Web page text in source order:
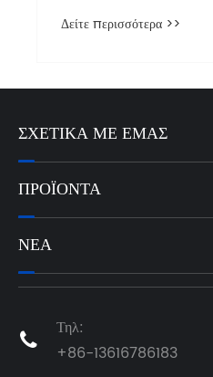
Δείτε περισσότερα >>
ΣΧΕΤΙΚΆ ΜΕ ΕΜΆΣ
ΠΡΟΪΌΝΤΑ
ΝΈΑ

Τηλ:
+86-13616786183